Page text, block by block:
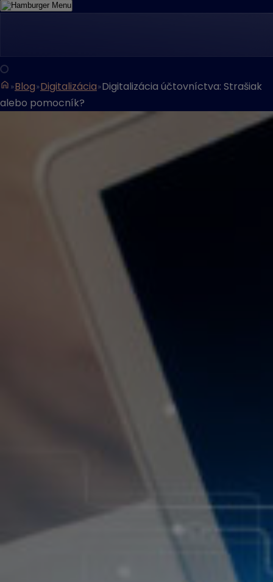
Menu
Blog Digitalizácia Digitalizácia účtovníctva: Strašiak
alebo pomocník?